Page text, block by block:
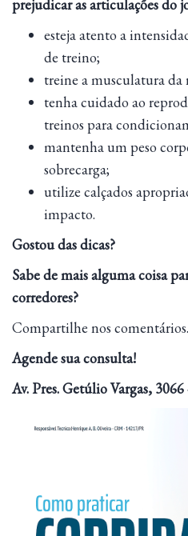
prejudicar as articulações do
esteja atento a
de treino;
treine a musculatura da
tenha cuidado ao
treinos para
mantenha um peso
sobrecarga;
utilize calçados
impacto.
Gostou das dicas?
Sabe de mais alguma coisa
corredores?
Compartilhe nos comentários.
Agende sua consulta!
Av. Pres. Getúlio Vargas,